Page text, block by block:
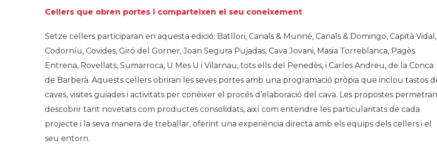
Cellers que obren portes i comparteixen el seu coneixement
Setze cellers participaran en aquesta edició: Batllori, Canals & Munné, Canals & Domingo, Capità Vidal,
Codorníu, Covides, Giró del Gorner, Joan Segura Pujadas, Cava Jovani, Masia Torreblanca, Pagès
Entrena, Rovellats, Sumarroca, U Mes U i Vilarnau, tots ells del Penedès, i Carles Andreu, de la Conca
de Barberà. Aquests cellers obriran les seves portes amb una programació pròpia que inclou tastos
caves, visites guiades i activitats per conèixer el procés d’elaboració del cava. Les propostes permetran
descobrir tant novetats com productes consolidats, així com entendre les particularitats de cada
projecte i la seva manera de treballar, oferint una experiència directa amb els equips dels cellers i el
seu entorn.